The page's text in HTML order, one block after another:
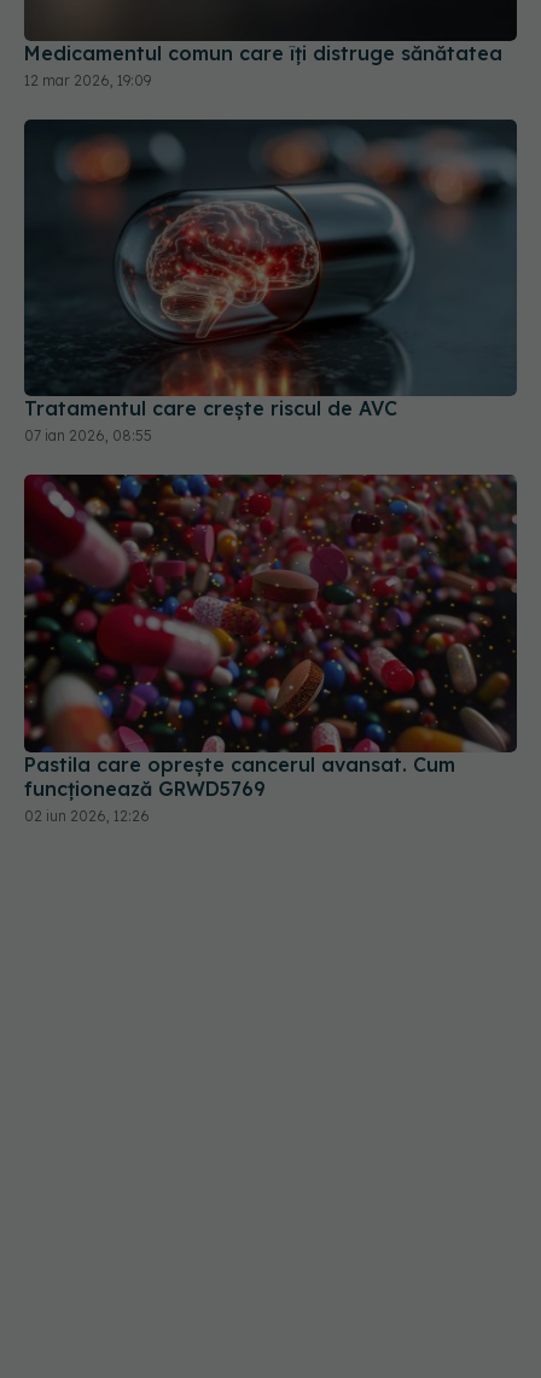
Medicamentul comun care îți distruge sănătatea
12 mar 2026, 19:09
Tratamentul care crește riscul de AVC
07 ian 2026, 08:55
Pastila care oprește cancerul avansat. Cum
funcționează GRWD5769
02 iun 2026, 12:26